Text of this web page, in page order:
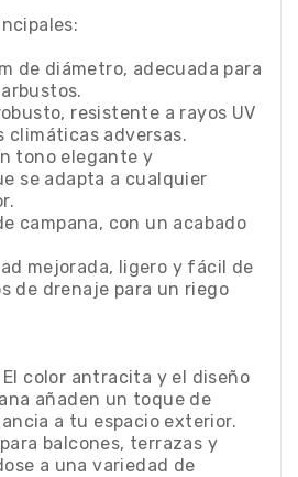
de diámetro, adecuada para
resistente a rayos UV
climáticas adversas.
tono elegante y
se adapta a cualquier
campana, con un acabado
mejorada, ligero y fácil de
de drenaje para un riego
color antracita y el diseño
añaden un toque de
a tu espacio exterior.
balcones, terrazas y
a una variedad de